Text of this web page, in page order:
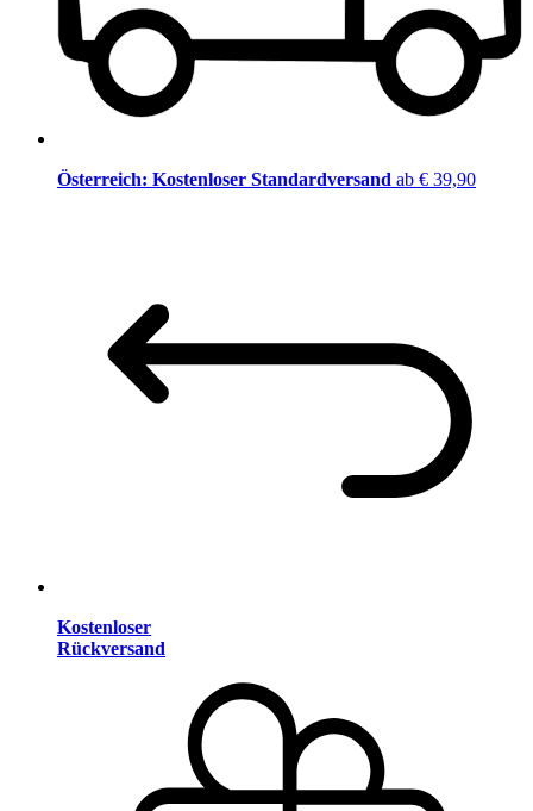
Österreich: Kostenloser Standardversand ab € 39,90
Kostenloser
Rückversand